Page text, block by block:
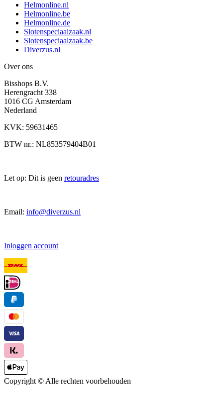
Helmonline.nl
Helmonline.be
Helmonline.de
Slotenspeciaalzaak.nl
Slotenspeciaalzaak.be
Diverzus.nl
Over ons
Bisshops B.V.
Herengracht 338
1016 CG Amsterdam
Nederland
KVK: 59631465
BTW nr.: NL853579404B01
Let op: Dit is geen retouradres
Email: info@diverzus.nl
Inloggen account
Copyright © Alle rechten voorbehouden